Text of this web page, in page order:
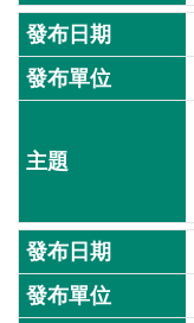
策
訊
息
遞
題
服
務